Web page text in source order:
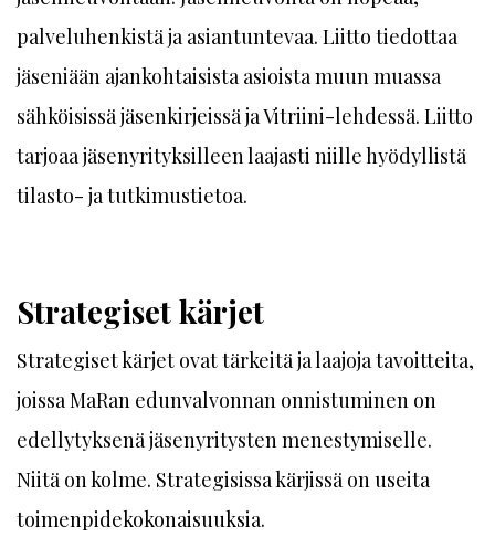
palveluhenkistä ja asiantuntevaa. Liitto tiedottaa
jäseniään ajankohtaisista asioista muun muassa
sähköisissä jäsenkirjeissä ja Vitriini-lehdessä. Liitto
tarjoaa jäsenyrityksilleen laajasti niille hyödyllistä
tilasto- ja tutkimustietoa.
Strategiset kärjet
Strategiset kärjet ovat tärkeitä ja laajoja tavoitteita,
joissa MaRan edunvalvonnan onnistuminen on
edellytyksenä jäsenyritysten menestymiselle.
Niitä on kolme. Strategisissa kärjissä on useita
toimenpidekokonaisuuksia.